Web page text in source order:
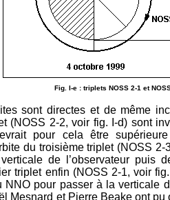
Fig. I-e : triplets NOSS 2-1 et
sont directes et de même
(NOSS 2-2, voir fig. I-d) sont
pour cela être
du troisième triplet (NOSS
de l’observateur puis
triplet enfin (NOSS 2-1, voir
NNO pour passer à la verticale
Mesnard et Pierre Beake ont pu